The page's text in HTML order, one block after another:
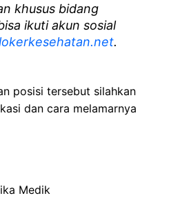
khusus bidang
ikuti akun sosial
.
posisi tersebut silahkan
dan cara melamarnya
Medik